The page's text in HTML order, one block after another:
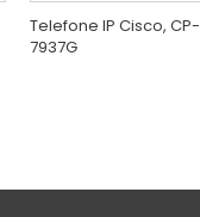
Telefone IP Cisco, CP-
7937G